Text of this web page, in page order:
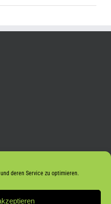
deren Service zu optimieren.